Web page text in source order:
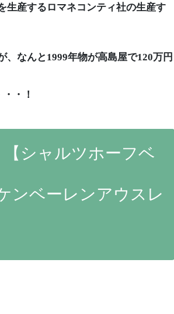
生産するロマネコンティ社の生産す
なんと1999年物が高島屋で120万円
・！
シャルツホーフベ
ンベーレンアウスレ